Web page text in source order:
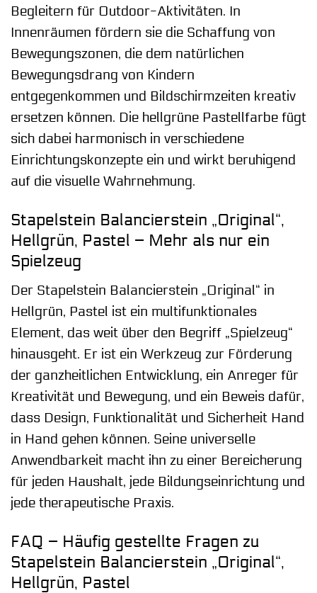
Begleitern für Outdoor-Aktivitäten. In
Innenräumen fördern sie die Schaffung von
Bewegungszonen, die dem natürlichen
Bewegungsdrang von Kindern
entgegenkommen und Bildschirmzeiten kreativ
ersetzen können. Die hellgrüne Pastellfarbe fügt
sich dabei harmonisch in verschiedene
Einrichtungskonzepte ein und wirkt beruhigend
auf die visuelle Wahrnehmung.
Stapelstein Balancierstein „Original“,
Hellgrün, Pastel – Mehr als nur ein
Spielzeug
Der Stapelstein Balancierstein „Original“ in
Hellgrün, Pastel ist ein multifunktionales
Element, das weit über den Begriff „Spielzeug“
hinausgeht. Er ist ein Werkzeug zur Förderung
der ganzheitlichen Entwicklung, ein Anreger für
Kreativität und Bewegung, und ein Beweis dafür,
dass Design, Funktionalität und Sicherheit Hand
in Hand gehen können. Seine universelle
Anwendbarkeit macht ihn zu einer Bereicherung
für jeden Haushalt, jede Bildungseinrichtung und
jede therapeutische Praxis.
FAQ – Häufig gestellte Fragen zu
Stapelstein Balancierstein „Original“,
Hellgrün, Pastel